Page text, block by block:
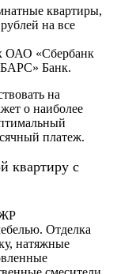
квартиры,
на все
ОАО «Сбербанк
Банк.
на
о наиболее
платеж.
квартиру с
ЖР
Отделка
натяжные